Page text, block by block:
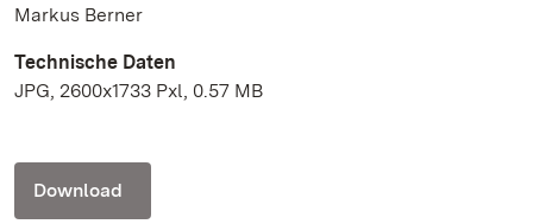
Markus Berner
Technische Daten
JPG, 2600x1733 Pxl, 0.57 MB
Download